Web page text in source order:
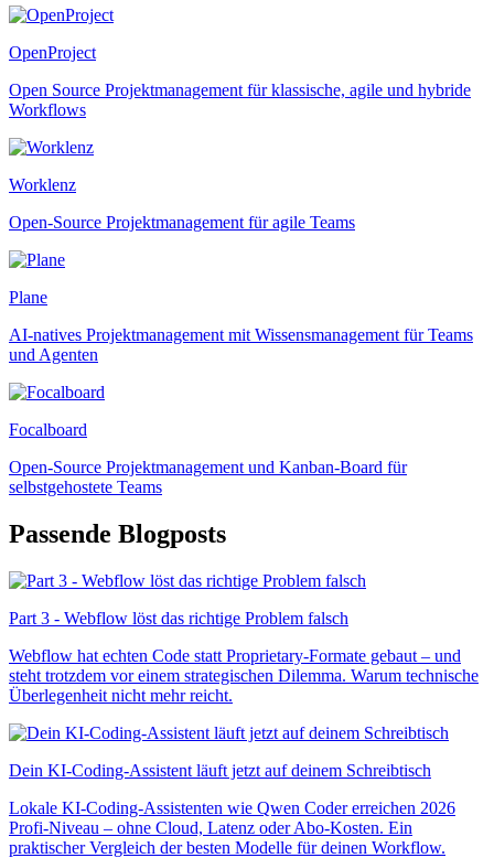
OpenProject
Open Source Projektmanagement für klassische, agile und hybride
Workflows
Worklenz
Open-Source Projektmanagement für agile Teams
Plane
AI-natives Projektmanagement mit Wissensmanagement für Teams
und Agenten
Focalboard
Open-Source Projektmanagement und Kanban-Board für
selbstgehostete Teams
Passende Blogposts
Part 3 - Webflow löst das richtige Problem falsch
Webflow hat echten Code statt Proprietary-Formate gebaut – und
steht trotzdem vor einem strategischen Dilemma. Warum technische
Überlegenheit nicht mehr reicht.
Dein KI-Coding-Assistent läuft jetzt auf deinem Schreibtisch
Lokale KI-Coding-Assistenten wie Qwen Coder erreichen 2026
Profi-Niveau – ohne Cloud, Latenz oder Abo-Kosten. Ein
praktischer Vergleich der besten Modelle für deinen Workflow.